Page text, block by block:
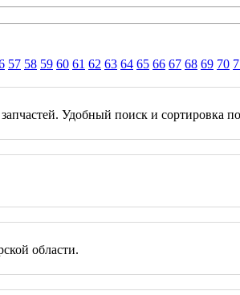
57 58 59 60 61 62 63 64 65 66 67 68 69 70
Удобный поиск и сортировка
области.